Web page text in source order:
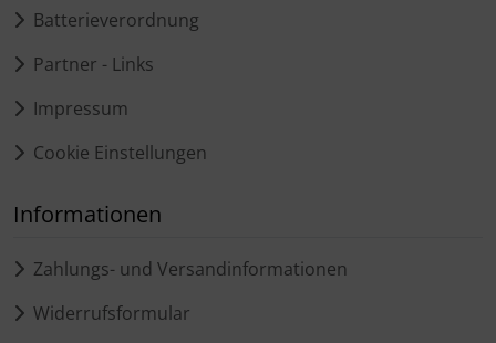
Batterieverordnung
Partner - Links
Impressum
Cookie Einstellungen
Informationen
Zahlungs- und Versandinformationen
Widerrufsformular